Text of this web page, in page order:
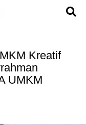
Kreatif
UMKM